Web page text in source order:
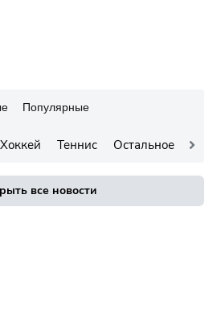
Популярные
Хоккей Теннис Остальное
все новости